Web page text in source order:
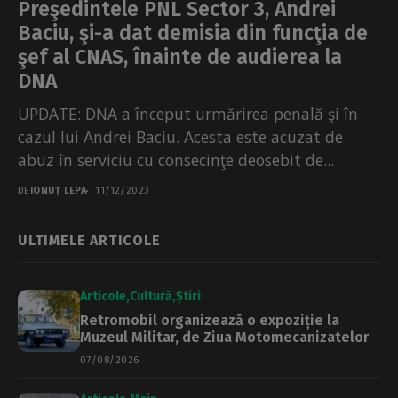
Preşedintele PNL Sector 3, Andrei
Baciu, şi-a dat demisia din funcţia de
şef al CNAS, înainte de audierea la
DNA
UPDATE: DNA a început urmărirea penală şi în
cazul lui Andrei Baciu. Acesta este acuzat de
abuz în serviciu cu consecinţe deosebit de...
DE IONUȚ LEPA 11/12/2023
ULTIMELE ARTICOLE
Articole Cultură Știri
Retromobil organizează o expoziție la
Muzeul Militar, de Ziua Motomecanizatelor
07/08/2026